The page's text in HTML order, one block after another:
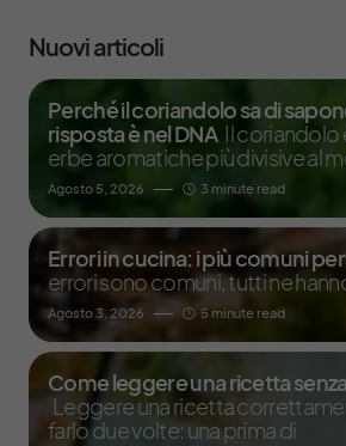
Nuovi articoli
Perché il coriandolo sa di
risposta è nel DNA Il coriandolo
erbe aromatiche più divisive al
Agosto 5, 2026 3 minute read
Errori in cucina: i più comuni per
errori sono comuni, tutti ne
Agosto 3, 2026 5 minute read
Come leggere una ricetta
Leggere una ricetta
farlo due volte: una prima di